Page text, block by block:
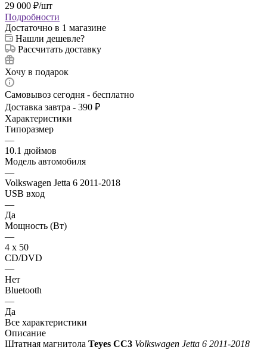
29 000 ₽/шт
Подробности
Достаточно в 1 магазине
Нашли дешевле?
Рассчитать доставку
Хочу в подарок
Самовывоз сегодня - бесплатно
Доставка завтра - 390 ₽
Характеристики
Типоразмер
—
10.1 дюймов
Модель автомобиля
—
Volkswagen Jetta 6 2011-2018
USB вход
—
Да
Мощность (Вт)
—
4 х 50
CD/DVD
—
Нет
Bluetooth
—
Да
Все характеристики
Описание
Штатная магнитола Teyes СС3 Volkswagen Jetta 6 2011-2018